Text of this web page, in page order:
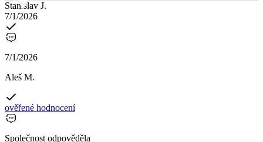
Stanislav J.
7/1/2026
7/1/2026
Aleš M.
ověřené hodnocení
Společnost odpověděla